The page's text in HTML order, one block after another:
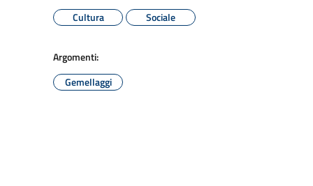
Cultura
Sociale
Argomenti:
Gemellaggi